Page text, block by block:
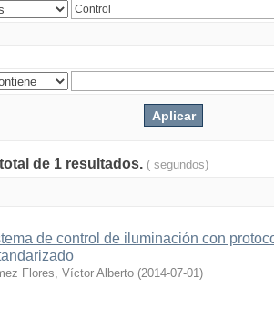
de 1 resultados. ( segundos)
de control de iluminación con
Flores, Víctor Alberto (2014-07-01)